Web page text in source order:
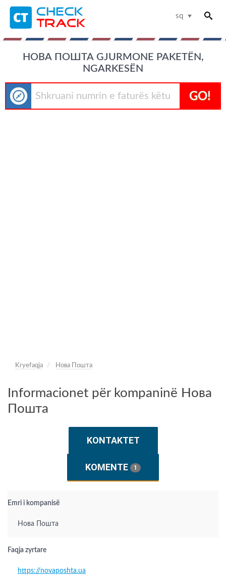
sq
НОВА ПОШТА GJURMONE PAKETËN,
NGARKESËN
GO!
Kryefaqja Нова Пошта
Informacionet për kompaninë Нова
Пошта
KONTAKTET
KOMENTE 1
Emri i kompanisë
Нова Пошта
Faqja zyrtare
https://novaposhta.ua